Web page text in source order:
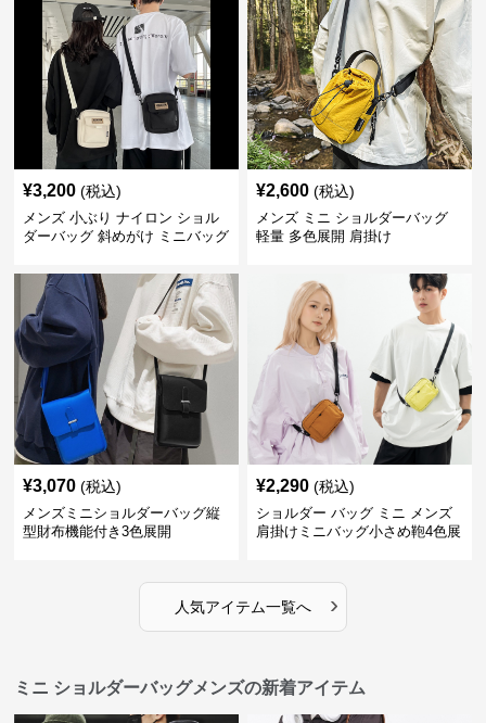
¥3,200 (税込)
メンズ 小ぶり ナイロン ショル
ダーバッグ 斜めがけ ミニバッグ
¥2,600 (税込)
メンズ ミニ ショルダーバッグ
軽量 多色展開 肩掛け
¥3,070 (税込)
メンズミニショルダーバッグ縦
型財布機能付き3色展開
¥2,290 (税込)
ショルダー バッグ ミニ メンズ
肩掛けミニバッグ小さめ鞄4色展
人気アイテム一覧へ ›
ミニ ショルダーバッグメンズの新着アイテム